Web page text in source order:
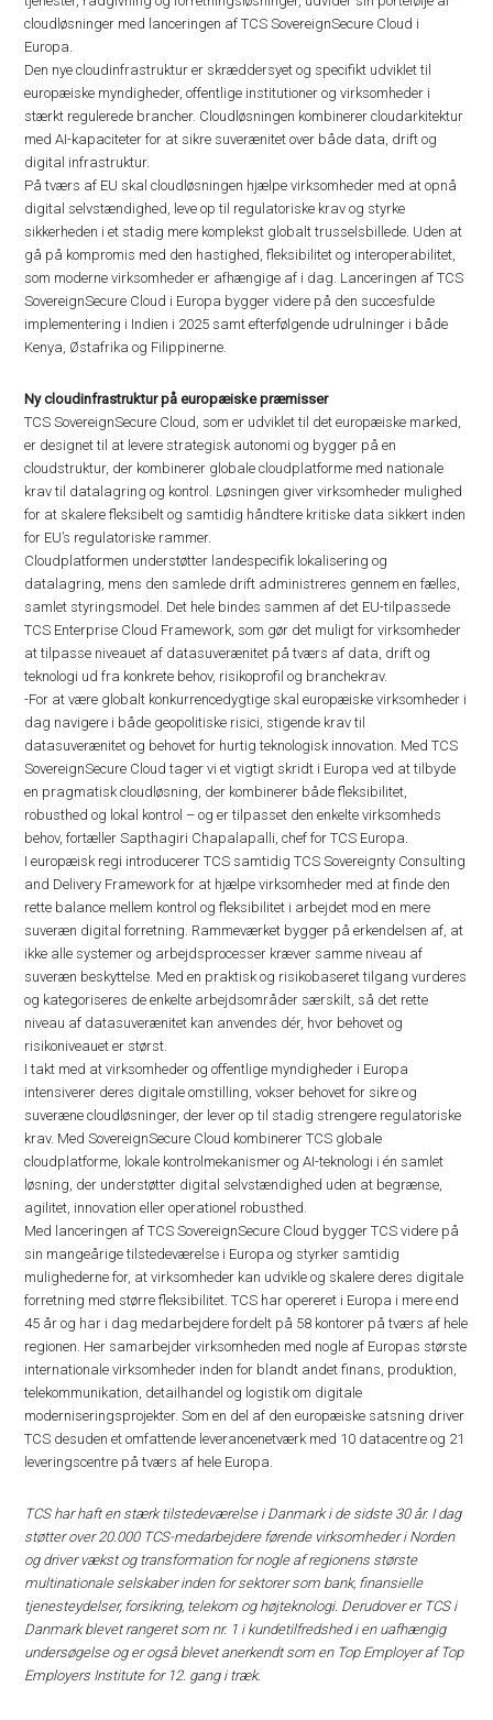
cloudløsninger med lanceringen af TCS SovereignSecure Cloud i
Europa.
Den nye cloudinfrastruktur er skræddersyet og specifikt udviklet til
europæiske myndigheder, offentlige institutioner og virksomheder i
stærkt regulerede brancher. Cloudløsningen kombinerer cloudarkitektur
med AI-kapaciteter for at sikre suverænitet over både data, drift og
digital infrastruktur.
På tværs af EU skal cloudløsningen hjælpe virksomheder med at opnå
digital selvstændighed, leve op til regulatoriske krav og styrke
sikkerheden i et stadig mere komplekst globalt trusselsbillede. Uden at
gå på kompromis med den hastighed, fleksibilitet og interoperabilitet,
som moderne virksomheder er afhængige af i dag. Lanceringen af TCS
SovereignSecure Cloud i Europa bygger videre på den succesfulde
implementering i Indien i 2025 samt efterfølgende udrulninger i både
Kenya, Østafrika og Filippinerne.
Ny cloudinfrastruktur på europæiske præmisser
TCS SovereignSecure Cloud, som er udviklet til det europæiske marked,
er designet til at levere strategisk autonomi og bygger på en
cloudstruktur, der kombinerer globale cloudplatforme med nationale
krav til datalagring og kontrol. Løsningen giver virksomheder mulighed
for at skalere fleksibelt og samtidig håndtere kritiske data sikkert inden
for EU’s regulatoriske rammer.
Cloudplatformen understøtter landespecifik lokalisering og
datalagring, mens den samlede drift administreres gennem en fælles,
samlet styringsmodel. Det hele bindes sammen af det EU-tilpassede
TCS Enterprise Cloud Framework, som gør det muligt for virksomheder
at tilpasse niveauet af datasuverænitet på tværs af data, drift og
teknologi ud fra konkrete behov, risikoprofil og branchekrav.
-For at være globalt konkurrencedygtige skal europæiske virksomheder i
dag navigere i både geopolitiske risici, stigende krav til
datasuverænitet og behovet for hurtig teknologisk innovation. Med TCS
SovereignSecure Cloud tager vi et vigtigt skridt i Europa ved at tilbyde
en pragmatisk cloudløsning, der kombinerer både fleksibilitet,
robusthed og lokal kontrol – og er tilpasset den enkelte virksomheds
behov, fortæller Sapthagiri Chapalapalli, chef for TCS Europa.
I europæisk regi introducerer TCS samtidig TCS Sovereignty Consulting
and Delivery Framework for at hjælpe virksomheder med at finde den
rette balance mellem kontrol og fleksibilitet i arbejdet mod en mere
suveræn digital forretning. Rammeværket bygger på erkendelsen af, at
ikke alle systemer og arbejdsprocesser kræver samme niveau af
suveræn beskyttelse. Med en praktisk og risikobaseret tilgang vurderes
og kategoriseres de enkelte arbejdsområder særskilt, så det rette
niveau af datasuverænitet kan anvendes dér, hvor behovet og
risikoniveauet er størst.
I takt med at virksomheder og offentlige myndigheder i Europa
intensiverer deres digitale omstilling, vokser behovet for sikre og
suveræne cloudløsninger, der lever op til stadig strengere regulatoriske
krav. Med SovereignSecure Cloud kombinerer TCS globale
cloudplatforme, lokale kontrolmekanismer og AI-teknologi i én samlet
løsning, der understøtter digital selvstændighed uden at begrænse,
agilitet, innovation eller operationel robusthed.
Med lanceringen af TCS SovereignSecure Cloud bygger TCS videre på
sin mangeårige tilstedeværelse i Europa og styrker samtidig
mulighederne for, at virksomheder kan udvikle og skalere deres digitale
forretning med større fleksibilitet. TCS har opereret i Europa i mere end
45 år og har i dag medarbejdere fordelt på 58 kontorer på tværs af hele
regionen. Her samarbejder virksomheden med nogle af Europas største
internationale virksomheder inden for blandt andet finans, produktion,
telekommunikation, detailhandel og logistik om digitale
moderniseringsprojekter. Som en del af den europæiske satsning driver
TCS desuden et omfattende leverancenetværk med 10 datacentre og 21
leveringscentre på tværs af hele Europa.
TCS har haft en stærk tilstedeværelse i Danmark i de sidste 30 år. I dag
støtter over 20.000 TCS-medarbejdere førende virksomheder i Norden
og driver vækst og transformation for nogle af regionens største
multinationale selskaber inden for sektorer som bank, finansielle
tjenesteydelser, forsikring, telekom og højteknologi. Derudover er TCS i
Danmark blevet rangeret som nr. 1 i kundetilfredshed i en uafhængig
undersøgelse og er også blevet anerkendt som en Top Employer af Top
Employers Institute for 12. gang i træk.